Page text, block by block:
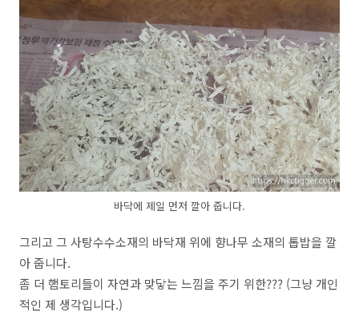
바닥에 제일 먼저 깔아 줍니다.
그리고 그 사탕수수소재의 바닥재 위에 향나무 소재의 톱밥을 깔
아 줍니다.
좀 더 햄토리들이 자연과 맞닿는 느낌을 주기 위한??? (그냥 개인
적인 제 생각입니다.)